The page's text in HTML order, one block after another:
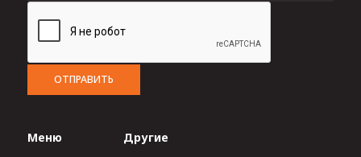
ОТПРАВИТЬ
Меню
Другие